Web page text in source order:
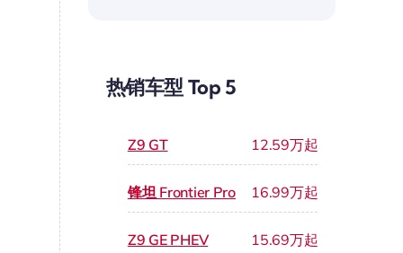
热销车型 Top 5
Z9 GT 12.59万起
锋坦 Frontier Pro 16.99万起
Z9 GE PHEV 15.69万起